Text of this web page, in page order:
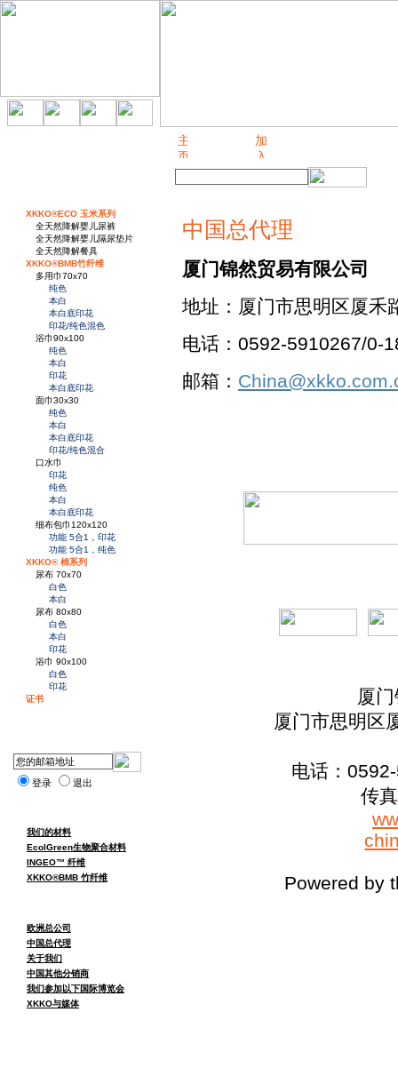
XKKO®ECO 玉米系列
全天然降解婴儿尿裤
全天然降解婴儿隔尿垫片
全天然降解餐具
XKKO®BMB竹纤维
多用巾70x70
纯色
本白
本白底印花
印花/纯色混色
浴巾90x100
纯色
本白
印花
本白底印花
面巾30x30
纯色
本白
本白底印花
印花/纯色混合
口水巾
印花
纯色
本白
本白底印花
细布包巾120x120
功能 5合1，印花
功能 5合1，纯色
XKKO® 棉系列
尿布 70x70
白色
本白
尿布 80x80
白色
本白
印花
浴巾 90x100
白色
印花
证书
登录 退出
我们的材料
EcolGreen生物聚合材料
INGEO™ 纤维
XKKO®BMB 竹纤维
欧洲总公司
中国总代理
关于我们
中国其他分销商
我们参加以下国际博览会
XKKO与媒体
中国总代理
厦门锦然贸易有限公司
地址：厦门市思明区厦禾
电话：0592-5910267/0-
邮箱：
厦
厦门市思明区
电话：
传
Powered by